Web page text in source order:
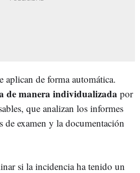
aplican de forma automática.
de manera individualizada por
que analizan los informes
de examen y la documentación
si la incidencia ha tenido un